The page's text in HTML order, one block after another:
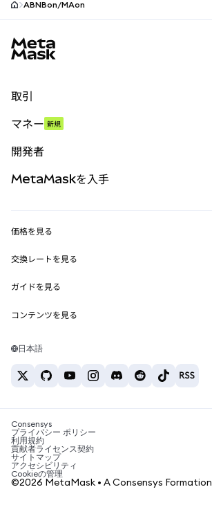
ABNBon/MAon
取引
パーペチュアル
RWA
マネー 新規
開発者
MetaMask Connect
Snaps
Web3サービス
MetaMaskを入手
セキュリティ
サポート
キャリア
お問い合わせ
価格を見る
イーサリアムの価格
Solanaの価格
Tetherの価格
交換レートを見る
ETH→USD
USDT→INR
BTC→INR
ETH→USDT
ガイドを見る
ETHの購入
USDTの購入
SHIBの購入
BNBの購入
コンテンツを見る
Solanaウォレット
税制関連ニュース
暗号資産の購入方法は？
ビットコインを売るには？
日本語
Consensys
プライバシー ポリシー
利用規約
貢献者ライセンス契約
サイトマップ
アクセシビリティ
Cookieの管理
©2026 MetaMask • A Consensys Formation